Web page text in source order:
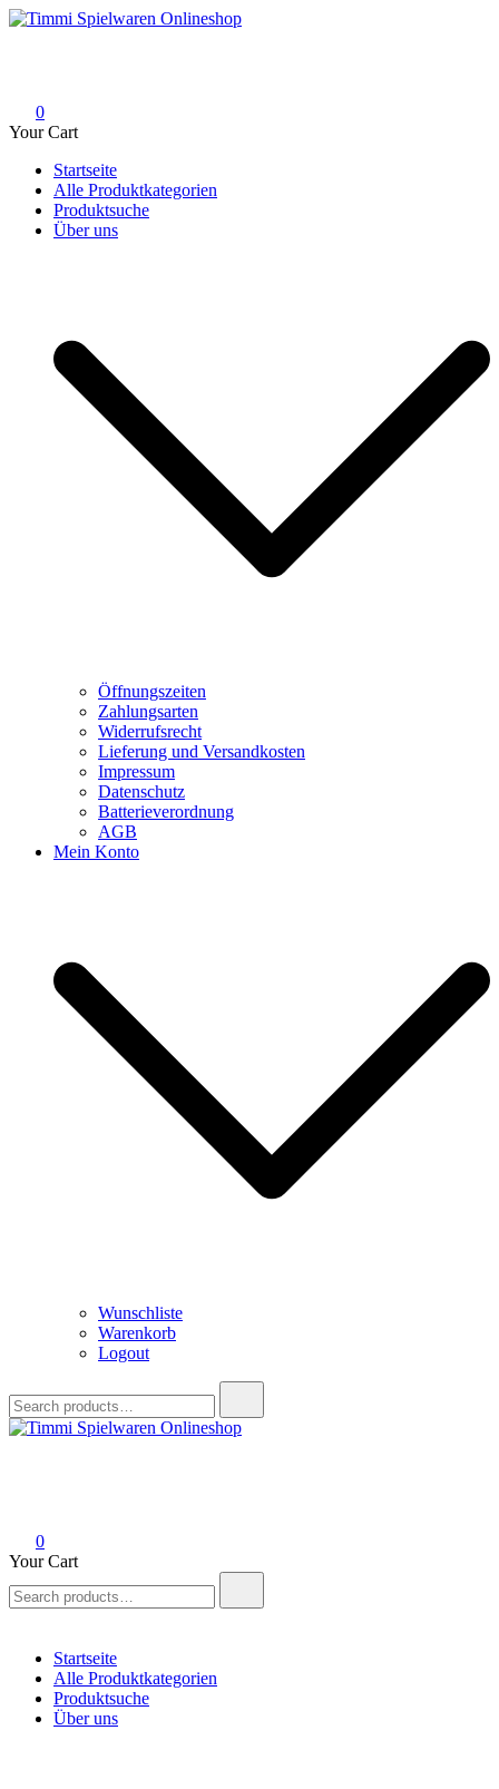
Skip
0
Your Cart
Startseite
Alle Produktkategorien
Produktsuche
Über uns
Öffnungszeiten
Zahlungsarten
Widerrufsrecht
Lieferung und Versandkosten
Impressum
Datenschutz
Batterieverordnung
AGB
Mein Konto
Wunschliste
Warenkorb
Logout
for:
0
Your Cart
for:
Startseite
Alle Produktkategorien
Produktsuche
Über uns